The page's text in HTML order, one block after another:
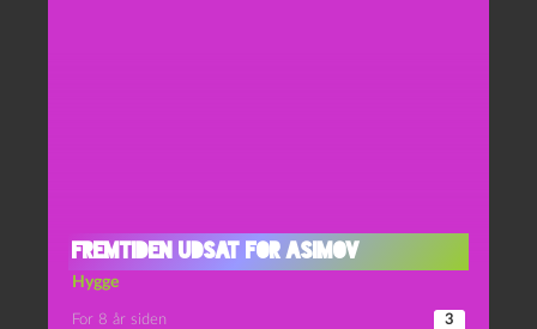
Fremtiden udsat for Asimov
Hygge
For 8 år siden 3